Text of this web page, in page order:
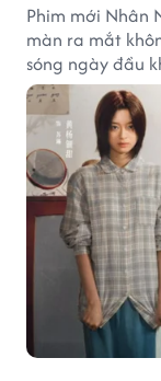
Phim mới Nhân
màn ra mắt
sóng ngày đầu